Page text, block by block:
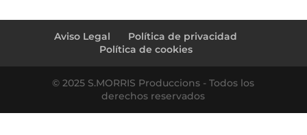
Aviso Legal
Política de privacidad
Política de cookies
© 2025 S.MORRIS Produccions - Todos los
derechos reservados